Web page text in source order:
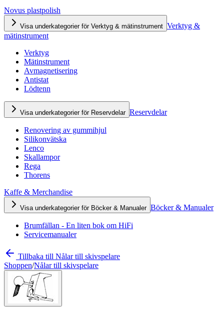
Novus plastpolish
Visa underkategorier för Verktyg & mätinstrument Verktyg &
mätinstrument
Verktyg
Mätinstrument
Avmagnetisering
Antistat
Lödtenn
Visa underkategorier för Reservdelar Reservdelar
Renovering av gummihjul
Silikonvätska
Lenco
Skallampor
Rega
Thorens
Kaffe & Merchandise
Visa underkategorier för Böcker & Manualer Böcker & Manualer
Brumfällan - En liten bok om HiFi
Servicemanualer
Tillbaka till Nålar till skivspelare
Shoppen/Nålar till skivspelare